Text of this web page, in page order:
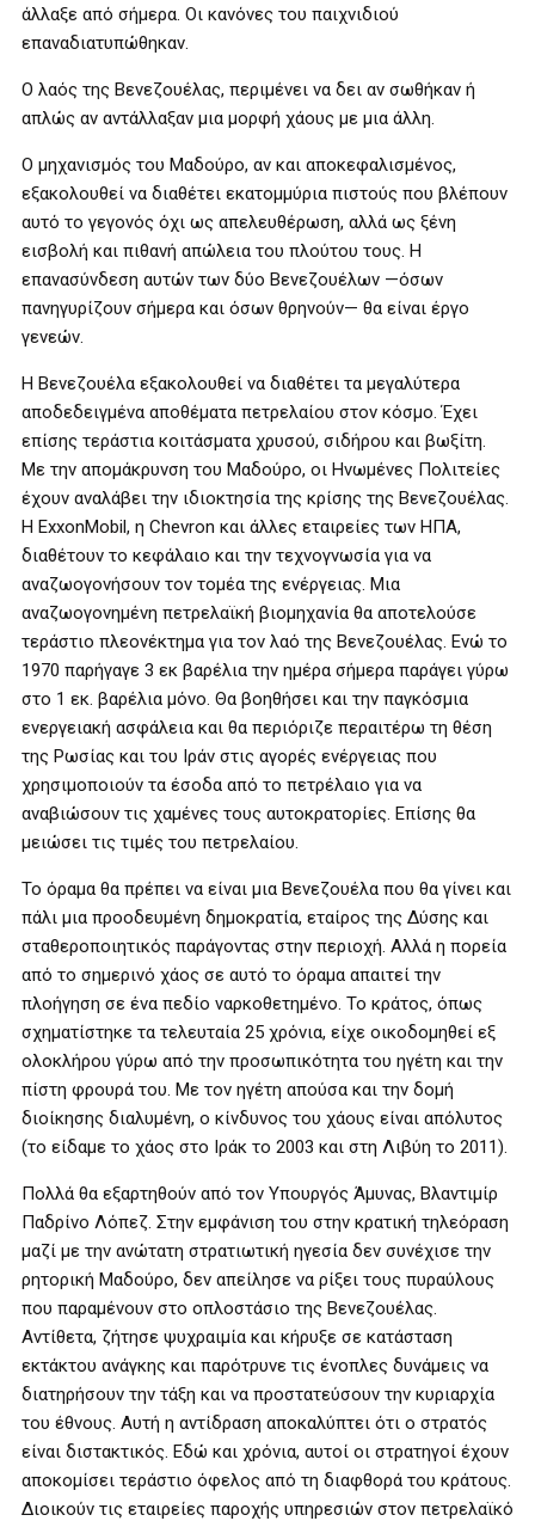
άλλαξε από σήμερα. Οι κανόνες του παιχνιδιού
επαναδιατυπώθηκαν.
Ο λαός της Βενεζουέλας, περιμένει να δει αν σωθήκαν ή
απλώς αν αντάλλαξαν μια μορφή χάους με μια άλλη.
Ο μηχανισμός του Μαδούρο, αν και αποκεφαλισμένος,
εξακολουθεί να διαθέτει εκατομμύρια πιστούς που βλέπουν
αυτό το γεγονός όχι ως απελευθέρωση, αλλά ως ξένη
εισβολή και πιθανή απώλεια του πλούτου τους. Η
επανασύνδεση αυτών των δύο Βενεζουέλων —όσων
πανηγυρίζουν σήμερα και όσων θρηνούν— θα είναι έργο
γενεών.
Η Βενεζουέλα εξακολουθεί να διαθέτει τα μεγαλύτερα
αποδεδειγμένα αποθέματα πετρελαίου στον κόσμο. Έχει
επίσης τεράστια κοιτάσματα χρυσού, σιδήρου και βωξίτη.
Με την απομάκρυνση του Μαδούρο, οι Ηνωμένες Πολιτείες
έχουν αναλάβει την ιδιοκτησία της κρίσης της Βενεζουέλας.
Η ExxonMobil, η Chevron και άλλες εταιρείες των ΗΠΑ,
διαθέτουν το κεφάλαιο και την τεχνογνωσία για να
αναζωογονήσουν τον τομέα της ενέργειας. Μια
αναζωογονημένη πετρελαϊκή βιομηχανία θα αποτελούσε
τεράστιο πλεονέκτημα για τον λαό της Βενεζουέλας. Ενώ το
1970 παρήγαγε 3 εκ βαρέλια την ημέρα σήμερα παράγει γύρω
στο 1 εκ. βαρέλια μόνο. Θα βοηθήσει και την παγκόσμια
ενεργειακή ασφάλεια και θα περιόριζε περαιτέρω τη θέση
της Ρωσίας και του Ιράν στις αγορές ενέργειας που
χρησιμοποιούν τα έσοδα από το πετρέλαιο για να
αναβιώσουν τις χαμένες τους αυτοκρατορίες. Επίσης θα
μειώσει τις τιμές του πετρελαίου.
Το όραμα θα πρέπει να είναι μια Βενεζουέλα που θα γίνει και
πάλι μια προοδευμένη δημοκρατία, εταίρος της Δύσης και
σταθεροποιητικός παράγοντας στην περιοχή. Αλλά η πορεία
από το σημερινό χάος σε αυτό το όραμα απαιτεί την
πλοήγηση σε ένα πεδίο ναρκοθετημένο. Το κράτος, όπως
σχηματίστηκε τα τελευταία 25 χρόνια, είχε οικοδομηθεί εξ
ολοκλήρου γύρω από την προσωπικότητα του ηγέτη και την
πίστη φρουρά του. Με τον ηγέτη απούσα και την δομή
διοίκησης διαλυμένη, ο κίνδυνος του χάους είναι απόλυτος
(το είδαμε το χάος στο Ιράκ το 2003 και στη Λιβύη το 2011).
Πολλά θα εξαρτηθούν από τον Υπουργός Άμυνας, Βλαντιμίρ
Παδρίνο Λόπεζ. Στην εμφάνιση του στην κρατική τηλεόραση
μαζί με την ανώτατη στρατιωτική ηγεσία δεν συνέχισε την
ρητορική Μαδούρο, δεν απείλησε να ρίξει τους πυραύλους
που παραμένουν στο οπλοστάσιο της Βενεζουέλας.
Αντίθετα, ζήτησε ψυχραιμία και κήρυξε σε κατάσταση
εκτάκτου ανάγκης και παρότρυνε τις ένοπλες δυνάμεις να
διατηρήσουν την τάξη και να προστατεύσουν την κυριαρχία
του έθνους. Αυτή η αντίδραση αποκαλύπτει ότι ο στρατός
είναι διστακτικός. Εδώ και χρόνια, αυτοί οι στρατηγοί έχουν
αποκομίσει τεράστιο όφελος από τη διαφθορά του κράτους.
Διοικούν τις εταιρείες παροχής υπηρεσιών στον πετρελαϊκό